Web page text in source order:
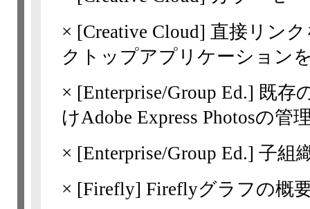
× [Creative Cloud] 直接リンク
クトップアプリケーション
× [Enterprise/Group Ed.] 既存
けAdobe Express Photosの管
× [Enterprise/Group Ed.] 子組
× [Firefly] Fireflyグラフの概